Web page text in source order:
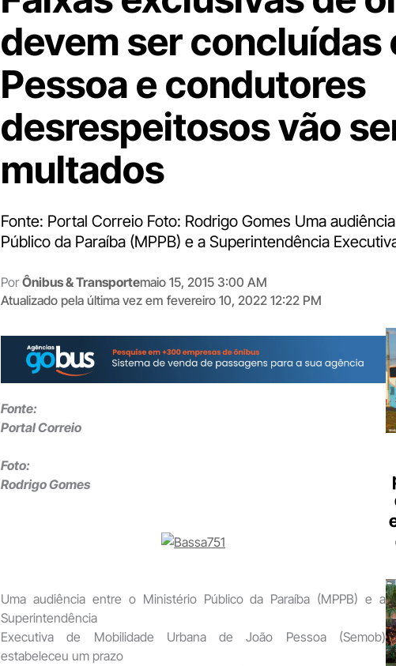
devem ser concluídas
Pessoa e condutores
desrespeitosos vão
multados
Fonte: Portal Correio Foto: Rodrigo Gomes Uma
Público da Paraíba (MPPB) e a Superintendência
Por Ônibus & Transportemaio 15, 2015 3:00 AM
Atualizado pela última vez em fevereiro 10, 2022 12:22 PM
Fonte:
Portal Correio
Foto:
Rodrigo Gomes
Uma audiência entre o Ministério Público da Paraíba (MPPB) e a
Superintendência
Executiva de Mobilidade Urbana de João Pessoa (Semob)
estabeleceu um prazo
o
e-